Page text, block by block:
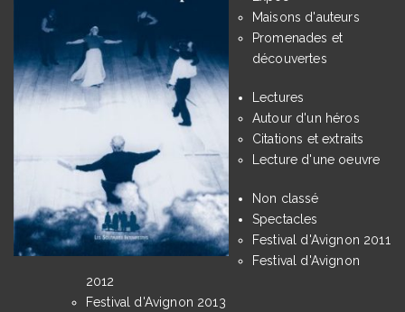
Maisons d'auteurs
Promenades et
découvertes
Lectures
Autour d'un héros
Citations et extraits
Lecture d'une oeuvre
Non classé
Spectacles
Festival d'Avignon 2011
Festival d'Avignon
2012
Festival d'Avignon 2013